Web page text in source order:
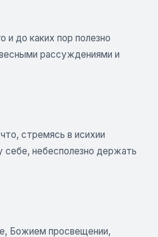
и до каких пор полезно
рассуждениями и
стремясь в исихии
себе, небесполезно держать
Божием просвещении,